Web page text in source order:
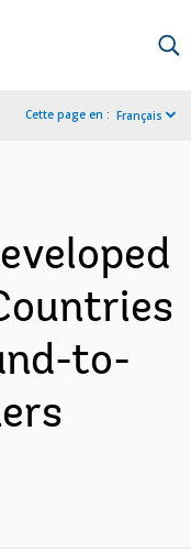
Cette page en : Français
to-